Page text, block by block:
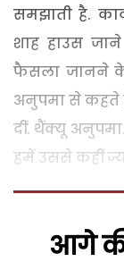
समझाती है.
शाह हाउस
फैसला जानने
अनुपमा से कहते
दीं. थैंक्यू
हमें उससे कहीं
आगे